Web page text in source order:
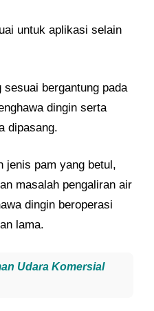
untuk aplikasi selain
bergantung pada
dingin serta
dipasang.
jenis pam yang betul,
masalah pengaliran air
dingin beroperasi
lama.
Udara Komersial